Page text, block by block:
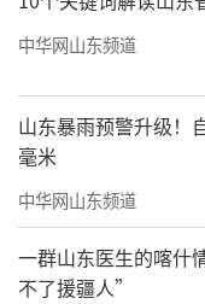
中华网山东频道
山东暴雨预警升级！
毫米
中华网山东频道
一群山东医生的喀什
不了援疆人”